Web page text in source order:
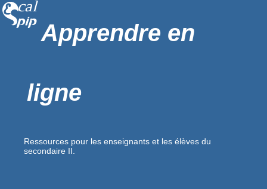
Apprendre en
ligne
Ressources pour les enseignants et les élèves du
secondaire II.